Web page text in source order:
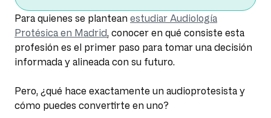
Para quienes se plantean estudiar Audiología
Protésica en Madrid, conocer en qué consiste esta
profesión es el primer paso para tomar una decisión
informada y alineada con su futuro.
Pero, ¿qué hace exactamente un audioprotesista y
cómo puedes convertirte en uno?